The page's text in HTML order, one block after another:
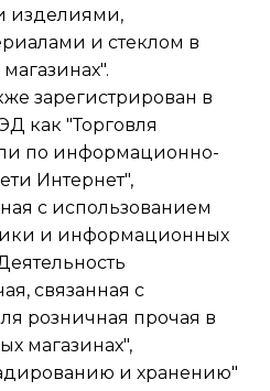
изделиями,
и стеклом в
зарегистрирован в
как "Торговля
по информационно-
Интернет",
с использованием
и информационных
связанная с
розничная прочая в
магазинах",
и хранению"